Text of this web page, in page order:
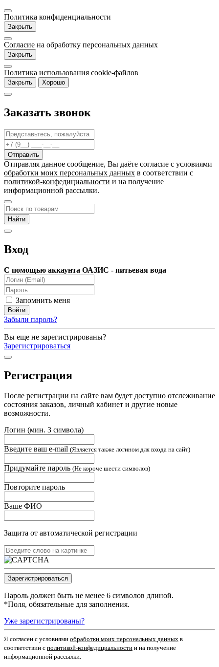
Политика конфиденциальности
Закрыть
Согласие на обработку персональных данных
Закрыть
Политика использования cookie-файлов
Закрыть Хорошо
Заказать звонок
Отправляя данное сообщение, Вы даёте согласие c условиями
обработки моих персональных данных в соответствии с
политикой-конфедициальности и на получение
информационной рассылки.
Вход
С помощью аккаунта ОАЗИС - питьевая вода
Запомнить меня
Забыли пароль?
Вы еще не зарегистрированы?
Зарегистрироваться
Регистрация
После регистрации на сайте вам будет доступно отслеживание
состояния заказов, личный кабинет и другие новые
возможности.
Логин (мин. 3 символа)
Введите ваш e-mail (Является также логином для входа на сайт)
Придумайте пароль (Не короче шести символов)
Повторите пароль
Ваше ФИО
Защита от автоматической регистрации
Пароль должен быть не менее 6 символов длиной.
*Поля, обязательные для заполнения.
Уже зарегистрированы?
Я согласен c условиями обработки моих персональных данных в
соответствии с политикой-конфедициальности и на получение
информационной рассылки.